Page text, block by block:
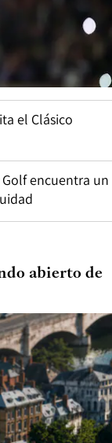
el Clásico
encuentra un
abierto de